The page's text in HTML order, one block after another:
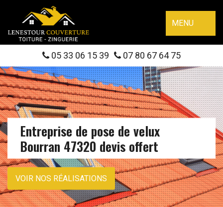
MENU
05 33 06 15 39 07 80 67 64 75
Entreprise de pose de velux
Bourran 47320 devis offert
VOIR NOS RÉALISATIONS